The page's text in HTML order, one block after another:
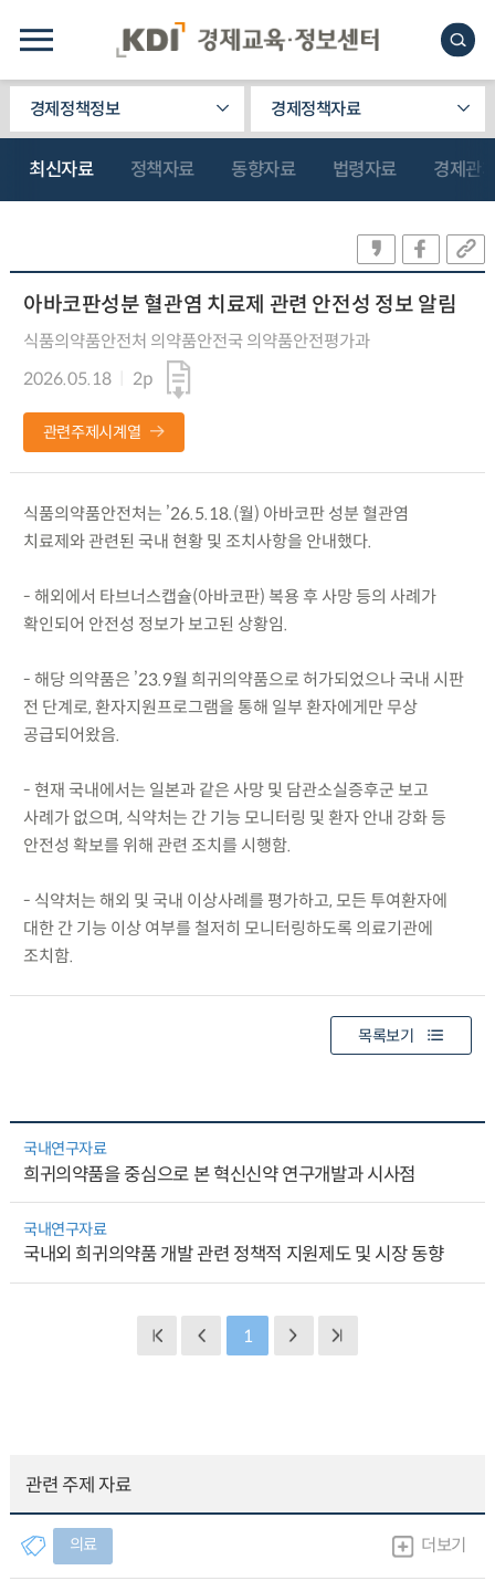
경제정책정보 경제정책자료
최신자료 정책자료 동향자료 법령자료 경제관
아바코판성분 혈관염 치료제 관련 안전성 정보 알림
식품의약품안전처 의약품안전국 의약품안전평가과
2026.05.18
2p
관련주제시계열
식품의약품안전처는 ’26.5.18.(월) 아바코판 성분 혈관염
치료제와 관련된 국내 현황 및 조치사항을 안내했다.
- 해외에서 타브너스캡슐(아바코판) 복용 후 사망 등의 사례가
확인되어 안전성 정보가 보고된 상황임.
- 해당 의약품은 ’23.9월 희귀의약품으로 허가되었으나 국내 시판
전 단계로, 환자지원프로그램을 통해 일부 환자에게만 무상
공급되어왔음.
- 현재 국내에서는 일본과 같은 사망 및 담관소실증후군 보고
사례가 없으며, 식약처는 간 기능 모니터링 및 환자 안내 강화 등
안전성 확보를 위해 관련 조치를 시행함.
- 식약처는 해외 및 국내 이상사례를 평가하고, 모든 투여환자에
대한 간 기능 이상 여부를 철저히 모니터링하도록 의료기관에
조치함.
목록보기
국내연구자료
희귀의약품을 중심으로 본 혁신신약 연구개발과 시사점
국내연구자료
국내외 희귀의약품 개발 관련 정책적 지원제도 및 시장 동향
1
관련 주제 자료
의료 더보기